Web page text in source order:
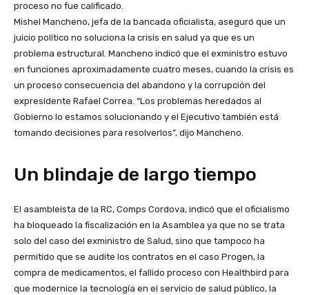
proceso no fue calificado.
Mishel Mancheno, jefa de la bancada oficialista, aseguró que un
juicio político no soluciona la crisis en salud ya que es un
problema estructural. Mancheno indicó que el exministro estuvo
en funciones aproximadamente cuatro meses, cuando la crisis es
un proceso consecuencia del abandono y la corrupción del
expresidente Rafael Correa. “Los problemas heredados al
Gobierno lo estamos solucionando y el Ejecutivo también está
tomando decisiones para resolverlos”, dijo Mancheno.
Un blindaje de largo tiempo
El asambleísta de la RC, Comps Cordova, indicó que el oficialismo
ha bloqueado la fiscalización en la Asamblea ya que no se trata
solo del caso del exministro de Salud, sino que tampoco ha
permitido que se audite los contratos en el caso Progen, la
compra de medicamentos, el fallido proceso con Healthbird para
que modernice la tecnología en el servicio de salud público, la